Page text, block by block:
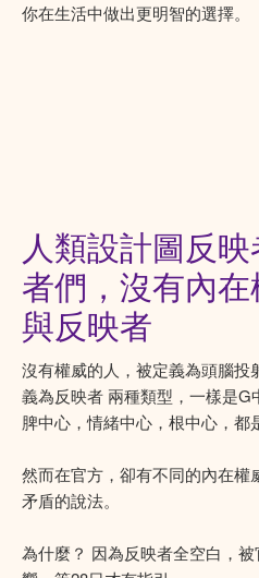
你在生活中做出更明智的選擇。
人類設計圖反
者們，沒有內
與反映者
沒有權威的人，被定義為頭腦投
義為反映者 兩種類型，一樣是G
脾中心，情緒中心，根中心，都
然而在官方，卻有不同的內在權
矛盾的說法。
為什麼？ 因為反映者全空白，